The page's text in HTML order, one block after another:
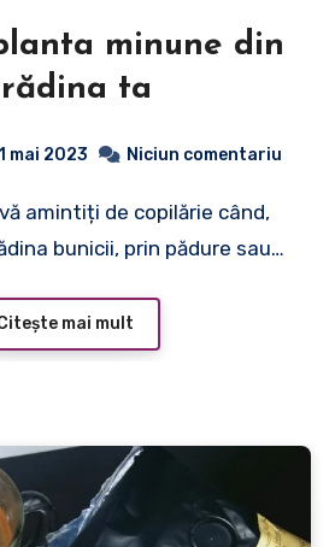
minune din
ta
mai 2023 Niciun comentariu
bunicii, prin pădure sau…
mai mult